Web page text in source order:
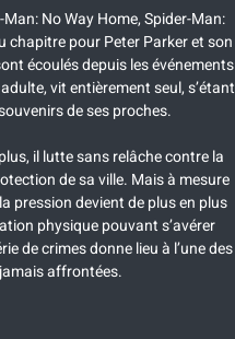
No Way Home, Spider-Man:
chapitre pour Peter Parker et son
écoulés depuis les événements
vit entièrement seul, s’étant
de ses proches.
il lutte sans relâche contre la
de sa ville. Mais à mesure
pression devient de plus en plus
physique pouvant s’avérer
de crimes donne lieu à l’une des
affrontées.